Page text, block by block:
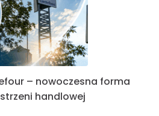
– nowoczesna forma
handlowej